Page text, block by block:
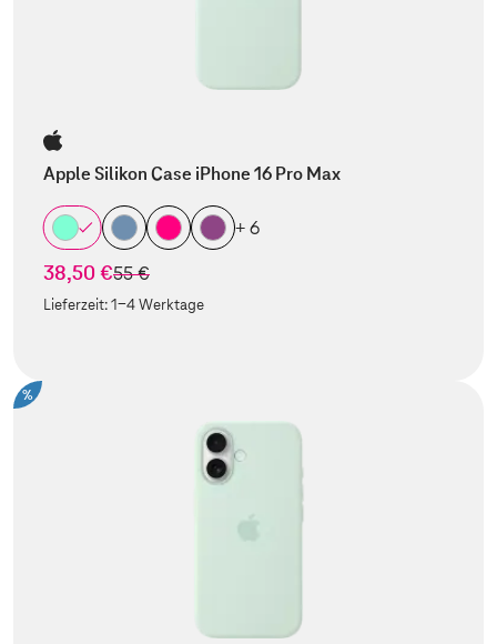
Apple Silikon Case iPhone 16 Pro Max
+ 6
38,50 €statt
55 €
Lieferzeit:1-4 Werktage
%